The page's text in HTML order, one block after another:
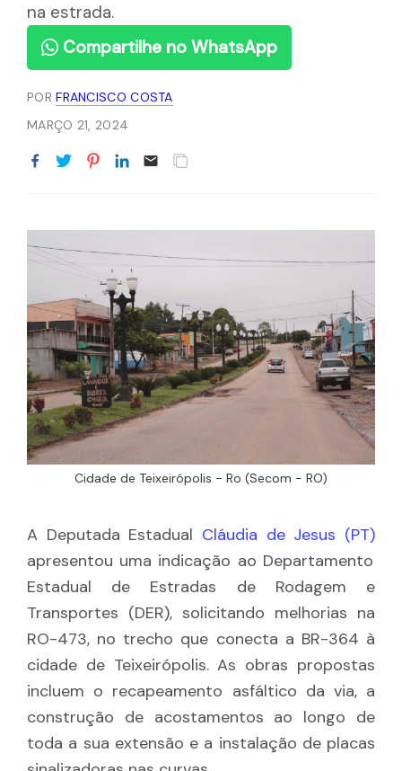
na estrada.
Compartilhe no WhatsApp
PORFRANCISCO COSTA
MARÇO 21, 2024
Cidade de Teixeirópolis - Ro (Secom - RO)
A Deputada Estadual Cláudia de Jesus (PT)
apresentou uma indicação ao Departamento
Estadual de Estradas de Rodagem e
Transportes (DER), solicitando melhorias na
RO-473, no trecho que conecta a BR-364 à
cidade de Teixeirópolis. As obras propostas
incluem o recapeamento asfáltico da via, a
construção de acostamentos ao longo de
toda a sua extensão e a instalação de placas